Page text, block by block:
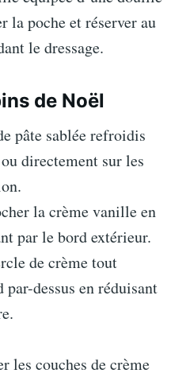
la poche et réserver au
le dressage.
de Noël
pâte sablée refroidis
directement sur les
la crème vanille en
par le bord extérieur.
de crème tout
dessus en réduisant
les couches de crème